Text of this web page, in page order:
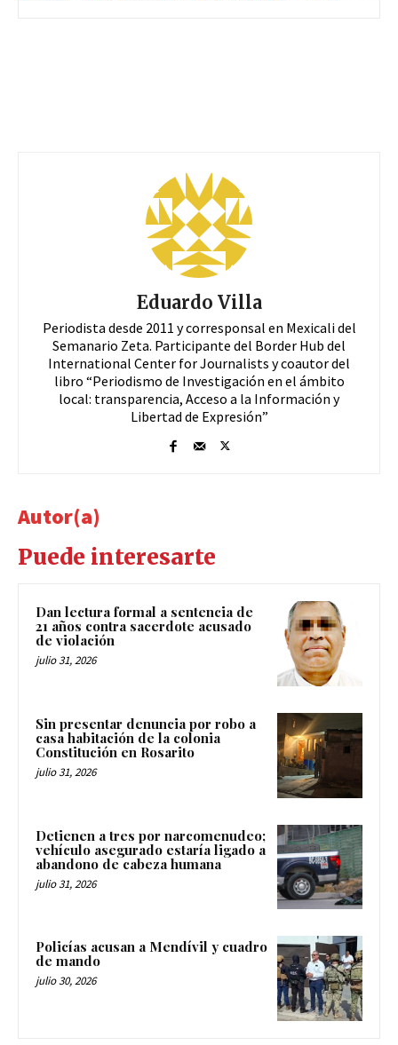
Eduardo Villa
Periodista desde 2011 y corresponsal en Mexicali del
Semanario Zeta. Participante del Border Hub del
International Center for Journalists y coautor del
libro “Periodismo de Investigación en el ámbito
local: transparencia, Acceso a la Información y
Libertad de Expresión”
Autor(a)
Puede interesarte
Dan lectura formal a sentencia de
21 años contra sacerdote acusado
de violación
julio 31, 2026
Sin presentar denuncia por robo a
casa habitación de la colonia
Constitución en Rosarito
julio 31, 2026
Detienen a tres por narcomenudeo;
vehículo asegurado estaría ligado a
abandono de cabeza humana
julio 31, 2026
Policías acusan a Mendívil y cuadro
de mando
julio 30, 2026